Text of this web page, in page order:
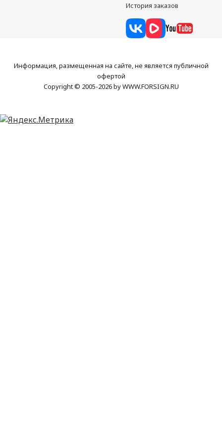
История заказов
Информация, размещенная на сайте, не является публичной
офертой
Copyright © 2005-2026 by WWW.FORSIGN.RU